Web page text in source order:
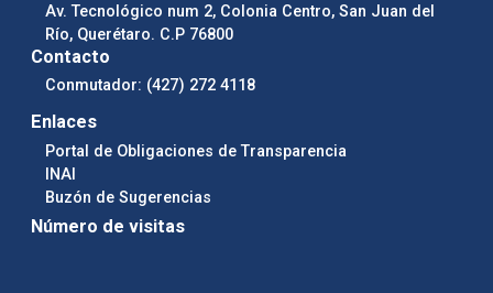
Av. Tecnológico num 2, Colonia Centro, San Juan del
Río, Querétaro. C.P 76800
Contacto
Conmutador: (427) 272 4118
Enlaces
Portal de Obligaciones de Transparencia
INAI
Buzón de Sugerencias
Número de visitas